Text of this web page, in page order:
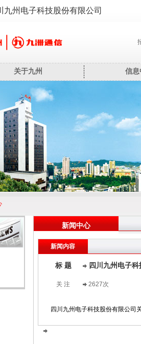
州电子科技股份有限公司
关于九州 信
新闻中心
新闻内容
标 题 四川九州电子
关 注 2627次
四川九州电子科技股份有限公司